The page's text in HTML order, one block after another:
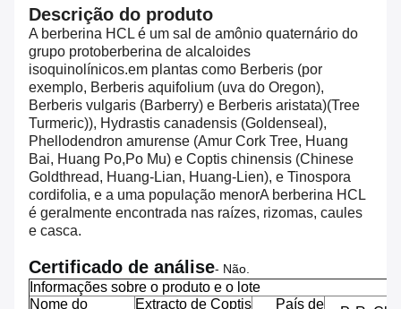
Descrição do produto
A berberina HCL é um sal de amônio quaternário do
grupo protoberberina de alcaloides
isoquinolínicos.em plantas como Berberis (por
exemplo, Berberis aquifolium (uva do Oregon),
Berberis vulgaris (Barberry) e Berberis aristata)(Tree
Turmeric)), Hydrastis canadensis (Goldenseal),
Phellodendron amurense (Amur Cork Tree, Huang
Bai, Huang Po,Po Mu) e Coptis chinensis (Chinese
Goldthread, Huang-Lian, Huang-Lien), e Tinospora
cordifolia, e a uma população menorA berberina HCL
é geralmente encontrada nas raízes, rizomas, caules
e casca.
Certificado de análise- Não.
Informações sobre o produto e o lote
Nome do
Extracto de Coptis País de